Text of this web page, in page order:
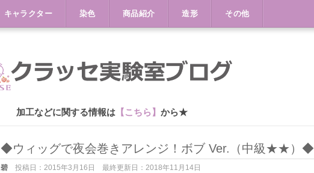
キャラクター 染色 商品紹介 造形 その他
加工などに関する情報は【こちら】 から★
◆ウィッグで夜会巻きアレンジ！ボブ Ver.（中級★★）◆
碧 投稿日：2015年3月16日 最終更新日：2018年11月14日